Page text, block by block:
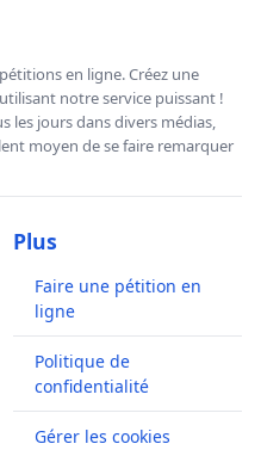
en ligne. Créez une
notre service puissant !
les jours dans divers médias,
moyen de se faire remarquer
Plus
Faire une pétition en
ligne
Politique de
confidentialité
Gérer les cookies